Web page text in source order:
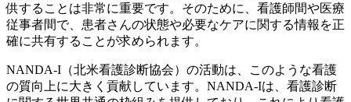
供することは非常に重要です。そのために、看護師間や医療
従事者間で、患者さんの状態や必要なケアに関する情報を正
確に共有することが求められます。
NANDA-I（北米看護診断協会）の活動は、このような看護
の質向上に大きく貢献しています。NANDA-Iは、看護診断